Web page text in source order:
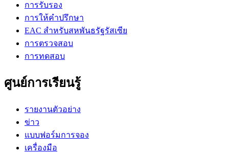
การรับรอง
การให้คำปรึกษา
EAC สำหรับสหพันธรัฐรัสเซีย
การตรวจสอบ
การทดสอบ
ศูนย์การเรียนรู้
รายงานตัวอย่าง
ข่าว
แบบฟอร์มการจอง
เครื่องมือ